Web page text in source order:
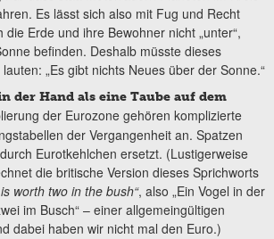
Es lässt sich also mit Fug und Recht
Erde und ihre Bewohner nicht „unter“,
befinden. Deshalb müsste dieses
„Es gibt nichts Neues über der Sonne.“
der Hand als eine Taube auf dem
der Eurozone gehören komplizierte
der Vergangenheit an. Spatzen
Eurotkehlchen ersetzt. (Lustigerweise
die britische Version dieses Sprichworts
worth two in the bush“, also „Ein Vogel in der
im Busch“ – einer allgemeingültigen
dabei haben wir nicht mal den Euro.)